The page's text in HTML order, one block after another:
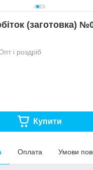
(заготовка)
і роздріб
Купити
Оплата Умови